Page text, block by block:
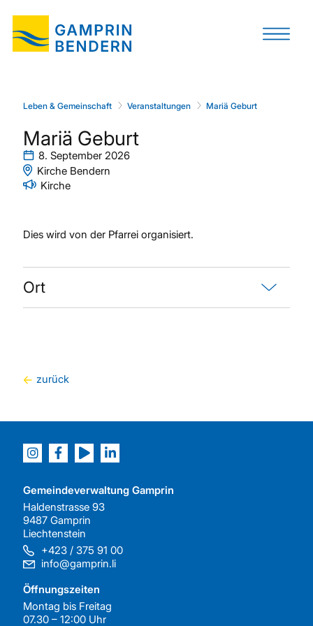
Leben & Gemeinschaft Veranstaltungen Mariä Geburt
Mariä Geburt
8. September 2026
Kirche Bendern
Kirche
Dies wird von der Pfarrei organisiert.
Ort
zurück
Gemeindeverwaltung Gamprin
Haldenstrasse 93
9487 Gamprin
Liechtenstein
+423 / 375 91 00
info@gamprin.li
Öffnungszeiten
Montag bis Freitag
07.30 – 12:00 Uhr